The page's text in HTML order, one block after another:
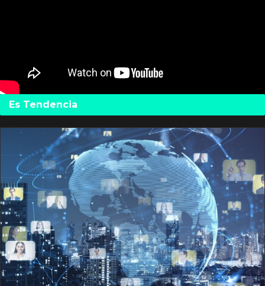
Es Tendencia